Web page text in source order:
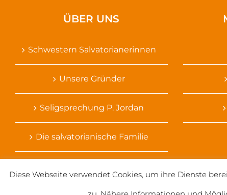
ÜBER UNS
Schwestern Salvatorianerinnen
Unsere Gründer
Seligsprechung P. Jordan
Die salvatorianische Familie
Diese Webseite verwendet Cookies, um ihre Dienste